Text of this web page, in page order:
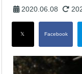
2020.06.08